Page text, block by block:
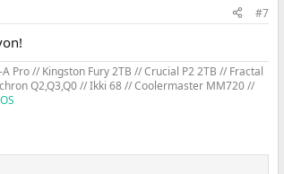
#7
Pro // Kingston Fury 2TB // Crucial P2 2TB // Fractal
Q2,Q3,Q0 // Ikki 68 // Coolermaster MM720 //